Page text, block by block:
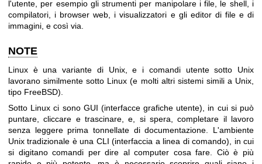
l'utente, per esempio gli strumenti per manipolare i file, le shell, i
compilatori, i browser web, i visualizzatori e gli editor di file e di
immagini, e così via.
NOTE
Linux è una variante di Unix, e i comandi utente sotto Unix
lavorano similmente sotto Linux (e molti altri sistemi simili a Unix,
tipo FreeBSD).
Sotto Linux ci sono GUI (interfacce grafiche utente), in cui si può
puntare, cliccare e trascinare, e, si spera, completare il lavoro
senza leggere prima tonnellate di documentazione. L'ambiente
Unix tradizionale è una CLI (interfaccia a linea di comando), in cui
si digitano comandi per dire al computer cosa fare. Ciò è più